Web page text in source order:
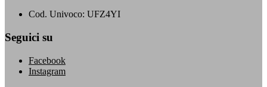
Cod. Univoco: UFZ4YI
Seguici su
Facebook
Instagram